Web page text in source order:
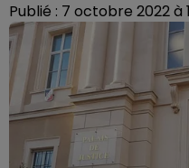
Publié : 7 octobre 2022 à